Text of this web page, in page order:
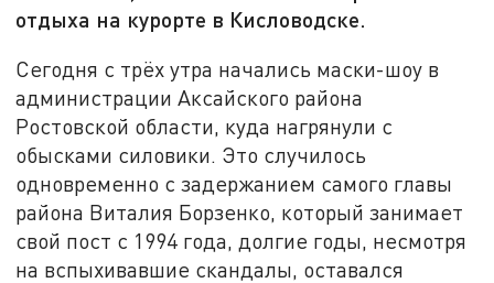
отдыха на курорте в Кисловодске.
Сегодня с трёх утра начались маски-шоу в
администрации Аксайского района
Ростовской области, куда нагрянули с
обысками силовики. Это случилось
одновременно с задержанием самого главы
района Виталия Борзенко, который занимает
свой пост с 1994 года, долгие годы, несмотря
на вспыхивавшие скандалы, оставался